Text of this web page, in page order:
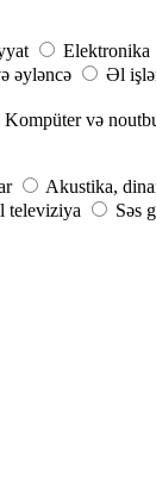
Elektronika
əyləncə Əl
Kompüter və
Akustika,
televiziya Səs